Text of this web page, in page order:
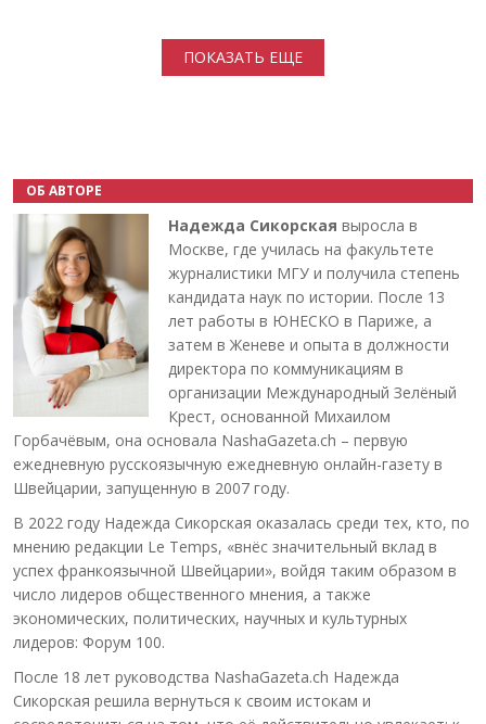
ПОКАЗАТЬ ЕЩЕ
ОБ АВТОРЕ
Надежда Сикорская выросла в
Москве, где училась на факультете
журналистики МГУ и получила степень
кандидата наук по истории. После 13
лет работы в ЮНЕСКО в Париже, а
затем в Женеве и опыта в должности
директора по коммуникациям в
организации Международный Зелёный
Крест, основанной Михаилом
Горбачёвым, она основала NashaGazeta.ch – первую
ежедневную русскоязычную ежедневную онлайн-газету в
Швейцарии, запущенную в 2007 году.
В 2022 году Надежда Сикорская оказалась среди тех, кто, по
мнению редакции Le Temps, «внёс значительный вклад в
успех франкоязычной Швейцарии», войдя таким образом в
число лидеров общественного мнения, а также
экономических, политических, научных и культурных
лидеров: Форум 100.
После 18 лет руководства NashaGazeta.ch Надежда
Сикорская решила вернуться к своим истокам и